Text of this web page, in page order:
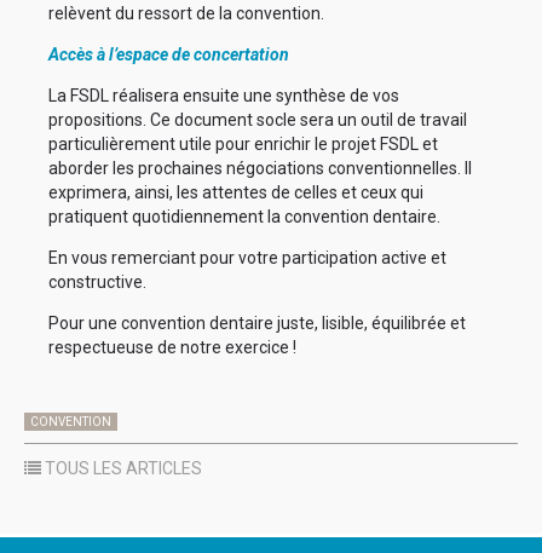
relèvent du ressort de la convention.
Accès à l’espace de concertation
La FSDL réalisera ensuite une synthèse de vos
propositions. Ce document socle sera un outil de travail
particulièrement utile pour enrichir le projet FSDL et
aborder les prochaines négociations conventionnelles. Il
exprimera, ainsi, les attentes de celles et ceux qui
pratiquent quotidiennement la convention dentaire.
En vous remerciant pour votre participation active et
constructive.
Pour une convention dentaire juste, lisible, équilibrée et
respectueuse de notre exercice !
CONVENTION
TOUS LES ARTICLES